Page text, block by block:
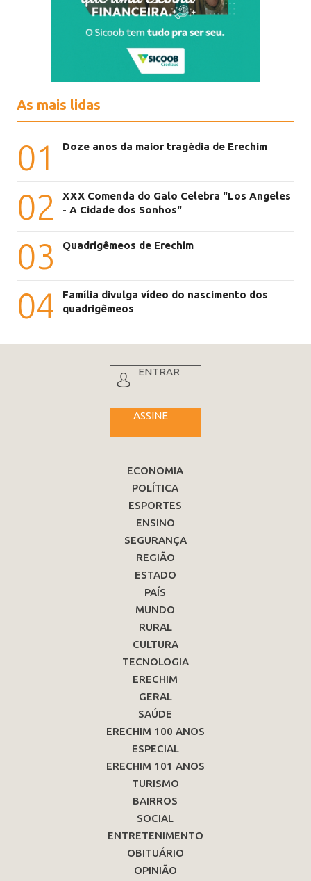
As mais lidas
01 Doze anos da maior tragédia de Erechim
02
XXX Comenda do Galo Celebra "Los Angeles
- A Cidade dos Sonhos"
03 Quadrigêmeos de Erechim
04
Família divulga vídeo do nascimento dos
quadrigêmeos
ENTRAR
ASSINE
ECONOMIA
POLÍTICA
ESPORTES
ENSINO
SEGURANÇA
REGIÃO
ESTADO
PAÍS
MUNDO
RURAL
CULTURA
TECNOLOGIA
ERECHIM
GERAL
SAÚDE
ERECHIM 100 ANOS
ESPECIAL
ERECHIM 101 ANOS
TURISMO
BAIRROS
SOCIAL
ENTRETENIMENTO
OBITUÁRIO
OPINIÃO